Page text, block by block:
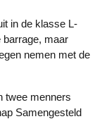
barrage, maar
nemen met de
Samengesteld